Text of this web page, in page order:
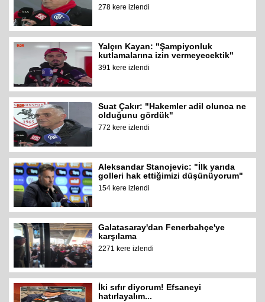
278 kere izlendi
Yalçın Kayan: "Şampiyonluk
kutlamalarına izin vermeyecektik"
391 kere izlendi
Suat Çakır: "Hakemler adil olunca ne
olduğunu gördük"
772 kere izlendi
Aleksandar Stanojevic: "İlk yarıda
golleri hak ettiğimizi düşünüyorum"
154 kere izlendi
Galatasaray'dan Fenerbahçe'ye
karşılama
2271 kere izlendi
İki sıfır diyorum! Efsaneyi
hatırlayalım...